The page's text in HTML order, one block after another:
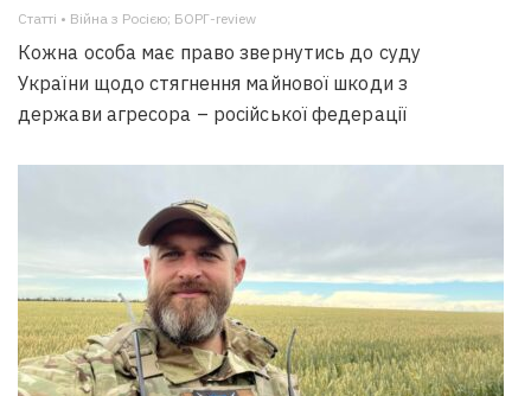
Статті • Війна з Росією; БОРГ-review
Кожна особа має право звернутись до суду
України щодо стягнення майнової шкоди з
держави агресора – російської федерації